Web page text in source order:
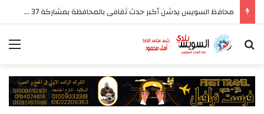
قصور الثقافة تشارك في معرض السويس الرابع للكتاب بأكثر من 250 عنوانا وببرنامج فني عبر المسرح المتنقل
بحث عن